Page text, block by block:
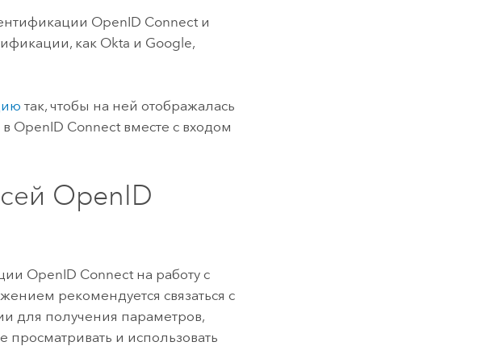
OpenID Connect и
как Okta и Google,
так, чтобы на ней отображалась
OpenID Connect вместе с входом
OpenID
OpenID Connect на работу с
рекомендуется связаться с
для получения параметров,
и использовать